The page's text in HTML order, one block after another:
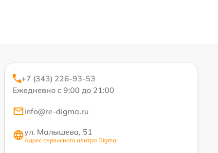
+7 (343) 226-93-53
Ежедневно с 9:00 до 21:00
info@re-digma.ru
ул. Малышева, 51
Адрес сервисного центра Digma